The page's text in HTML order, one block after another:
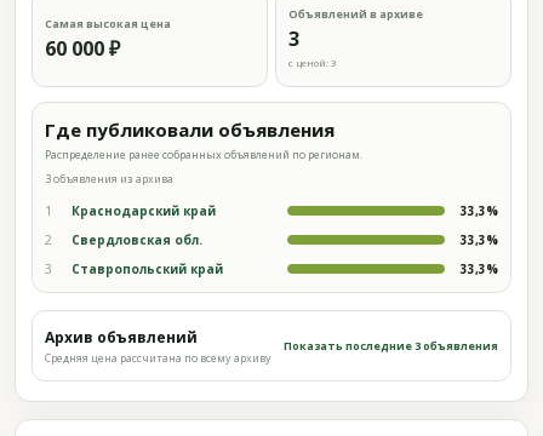
Самая высокая цена
60 000 ₽
Объявлений в архиве
3
с ценой: 3
Где публиковали объявления
Распределение ранее собранных объявлений по регионам.
3 объявления из архива
1 Краснодарский край 33,3%
2 Свердловская обл. 33,3%
3 Ставропольский край 33,3%
Архив объявлений
Средняя цена рассчитана по всему архиву
Показать последние 3 объявления